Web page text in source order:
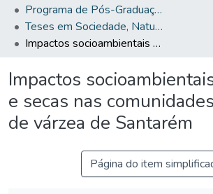
Programa de Pós-Graduação em Sociedade, Natureza e Desenvolvimento (PPGSND)
Teses em Sociedade, Natureza e Desenvolvimento (Doutorado)
Impactos socioambientais de cheias e secas nas comunidades escolas de várzea de Santarém
Impactos
e secas nas
de várzea de Santarém
Página do item